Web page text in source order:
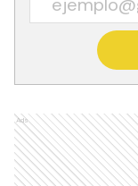
Ads